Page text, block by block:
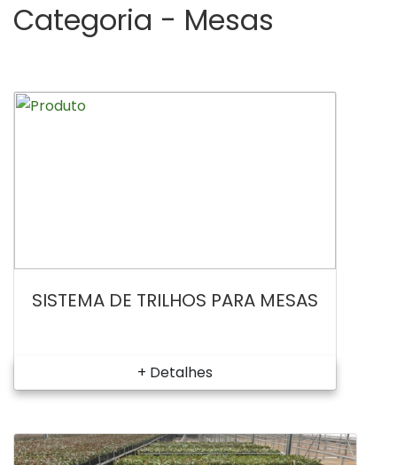
Categoria - Mesas
SISTEMA DE TRILHOS PARA MESAS
+ Detalhes